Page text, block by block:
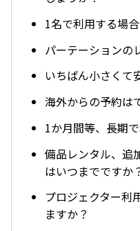
1名で利用する場
パーテーションの
いちばん小さくて
海外からの予約は
1か月間等、長期で
備品レンタル、追
はいつまでですか
プロジェクター利
ますか？